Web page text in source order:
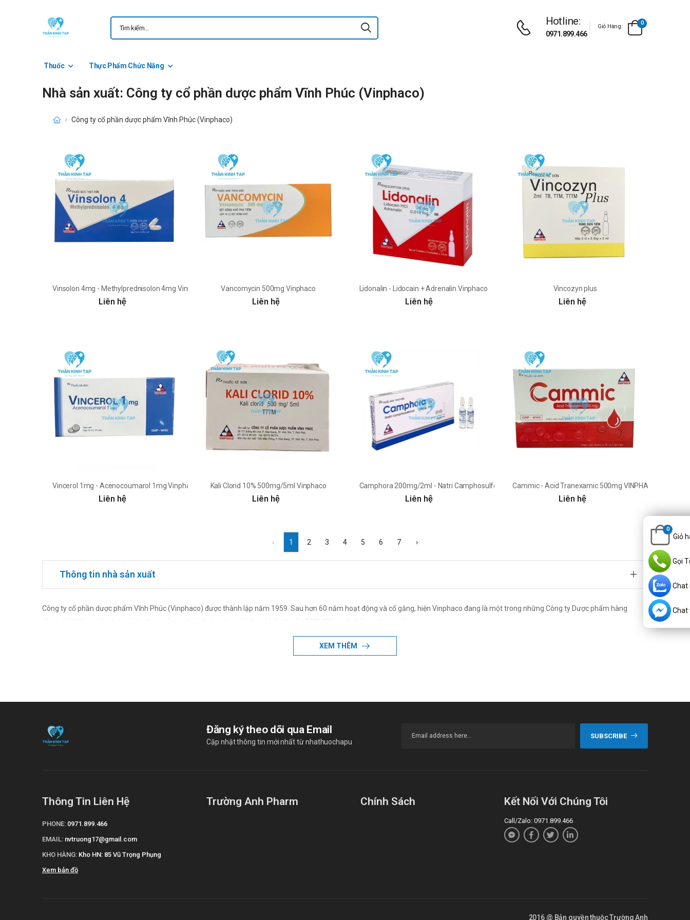
Hotline:
0971.899.466
Giỏ Hàng:
0
Thuốc Thực Phẩm Chức Năng
Nhà sản xuất: Công ty cổ phần dược phẩm Vĩnh Phúc (Vinphaco)
Công ty cổ phần dược phẩm Vĩnh Phúc (Vinphaco)
Vinsolon 4mg - Methylprednisolon 4mg Vinphaco
Liên hệ
Vancomycin 500mg Vinphaco
Liên hệ
Lidonalin - Lidocain + Adrenalin Vinphaco
Liên hệ
Vincozyn plus
Liên hệ
Vincerol 1mg - Acenocoumarol 1mg Vinphaco
Liên hệ
Kali Clorid 10% 500mg/5ml Vinphaco
Liên hệ
Camphora 200mg/2ml - Natri Camphosulfonat Vinphaco
Liên hệ
Cammic - Acid Tranexamic 500mg VINPHACO
Liên hệ
‹ 1 2 3 4 5 6 7 ›
Thông tin nhà sản xuất
Công ty cổ phần dược phẩm Vĩnh Phúc (Vinphaco) được thành lập năm 1959. Sau hơn 60 năm hoạt động và cố gắng, hiện Vinphaco đang là một trong những Công ty Dược phẩm hàng
đầu tại Việt Nam. Vinphaco hiện đang sản xuất, kinh doanh, xuất nhập khẩu thuốc, TPBVSKe, mỹ phẩm, vật tư y tế.
XEM THÊM
Đăng ký theo dõi qua Email
Cập nhật thông tin mới nhất từ nhathuochapu
SUBSCRIBE
Thông Tin Liên Hệ
PHONE: 0971.899.466
EMAIL: nvtruong17@gmail.com
KHO HÀNG: Kho HN: 85 Vũ Trọng Phụng
Xem bản đồ
Trường Anh Pharm Chính Sách Kết Nối Với Chúng Tôi
Call/Zalo: 0971.899.466
2016 @ Bản quyền thuộc Trường Anh
0
Giỏ
Gọi
Chat
Chat